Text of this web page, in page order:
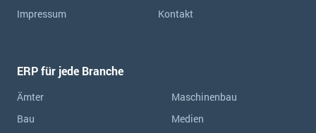
Impressum
Kontakt
ERP für jede Branche
Ämter
Bau
Maschinenbau
Medien